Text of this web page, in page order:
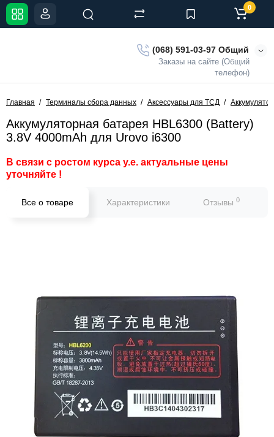
(068) 591-03-97 Общий
Заказы на сайте (Общий
телефон)
0
Главная Терминалы сбора данных Аксессуары для ТСД
Аккумуляторная батарея HBL6300 (Battery)
3.8V 4000mAh для Urovo i6300
В связи с ростом курса у.е. актуальные цены
уточняйте !
Все о товаре Характеристики Отзывы 0